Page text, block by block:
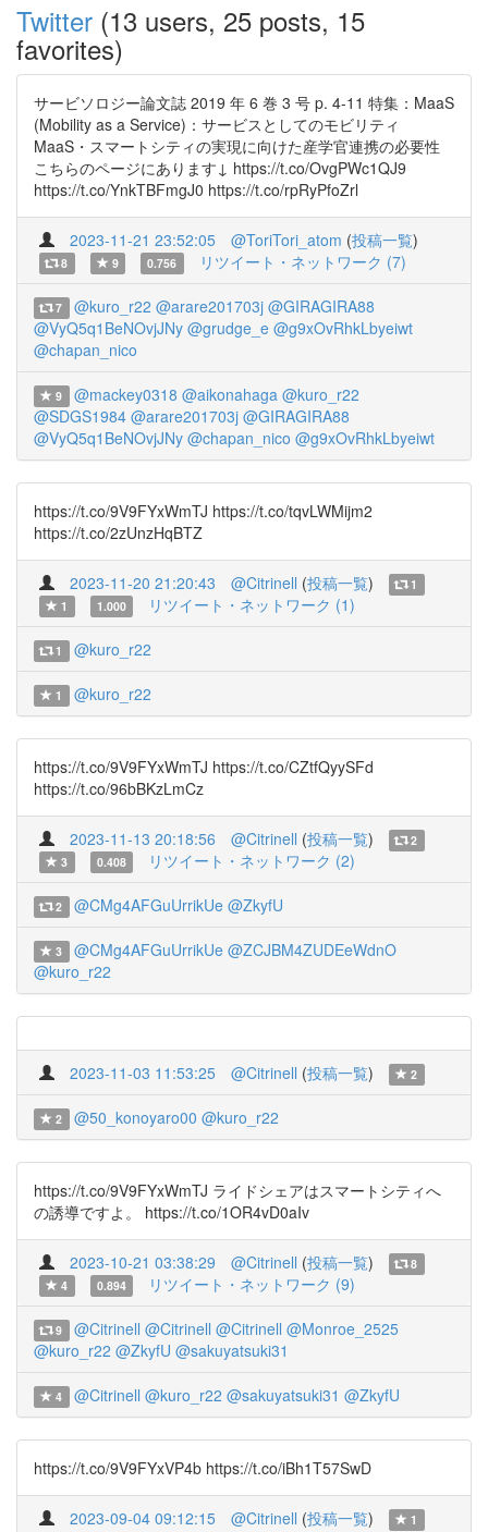
Twitter (13 users, 25 posts, 15
favorites)
サービソロジー論文誌 2019 年 6 巻 3 号 p. 4-11 特集：MaaS
(Mobility as a Service)：サービスとしてのモビリティ
MaaS・スマートシティの実現に向けた産学官連携の必要性
こちらのページにあります↓ https://t.co/OvgPWc1QJ9
https://t.co/YnkTBFmgJ0 https://t.co/rpRyPfoZrl
2023-11-21 23:52:05 @ToriTori_atom (投稿一覧)
8 9 0.756 リツイート・ネットワーク (7)
7 @kuro_r22 @arare201703j @GIRAGIRA88
@VyQ5q1BeNOvjJNy @grudge_e @g9xOvRhkLbyeiwt
@chapan_nico
9 @mackey0318 @aikonahaga @kuro_r22
@SDGS1984 @arare201703j @GIRAGIRA88
@VyQ5q1BeNOvjJNy @chapan_nico @g9xOvRhkLbyeiwt
https://t.co/9V9FYxWmTJ https://t.co/tqvLWMijm2
https://t.co/2zUnzHqBTZ
2023-11-20 21:20:43 @Citrinell (投稿一覧)
1
1
1.000 リツイート・ネットワーク (1)
1 @kuro_r22
1 @kuro_r22
https://t.co/9V9FYxWmTJ https://t.co/CZtfQyySFd
https://t.co/96bBKzLmCz
2023-11-13 20:18:56 @Citrinell (投稿一覧)
2
3
0.408 リツイート・ネットワーク (2)
2 @CMg4AFGuUrrikUe @ZkyfU
3 @CMg4AFGuUrrikUe @ZCJBM4ZUDEeWdnO
@kuro_r22
2023-11-03 11:53:25 @Citrinell (投稿一覧) 2
2 @50_konoyaro00 @kuro_r22
https://t.co/9V9FYxWmTJ ライドシェアはスマートシティへ
の誘導ですよ。 https://t.co/1OR4vD0aIv
2023-10-21 03:38:29 @Citrinell (投稿一覧)
8
4
0.894 リツイート・ネットワーク (9)
9 @Citrinell @Citrinell @Citrinell @Monroe_2525
@kuro_r22 @ZkyfU @sakuyatsuki31
4 @Citrinell @kuro_r22 @sakuyatsuki31 @ZkyfU
https://t.co/9V9FYxVP4b https://t.co/iBh1T57SwD
2023-09-04 09:12:15 @Citrinell (投稿一覧) 1